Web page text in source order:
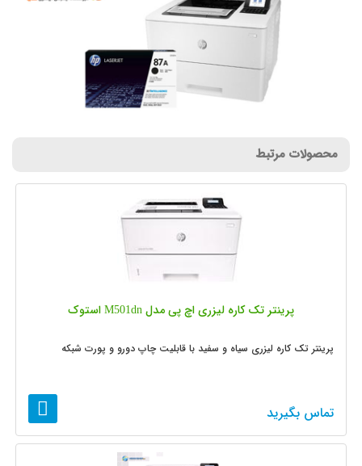
محصولات مرتبط
پرینتر تک کاره لیزری اچ پی مدل M501dn استوک
پرینتر تک کاره لیزری سیاه و سفید با قابلیت چاپ دورو و پورت شبکه
تماس بگیرید